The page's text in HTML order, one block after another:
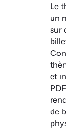
Le
un
sur
et
de